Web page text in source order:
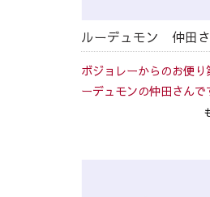
ボジョレーからのお便
ーデュモンの仲田さんで
今年は例年にない作柄